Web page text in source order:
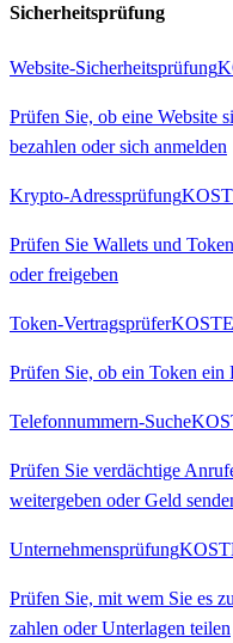
Sicherheitsprüfung
Website-Sicherheitsprüfung
Prüfen Sie, ob eine Website
bezahlen oder sich anmelden
Krypto-Adressprüfung
Prüfen Sie Wallets und
oder freigeben
Token-Vertragsprüfer
Prüfen Sie, ob ein Token
Telefonnummern-Suche
Prüfen Sie verdächtige
weitergeben oder Geld
Unternehmensprüfung
Prüfen Sie, mit wem Sie es
zahlen oder Unterlagen teilen